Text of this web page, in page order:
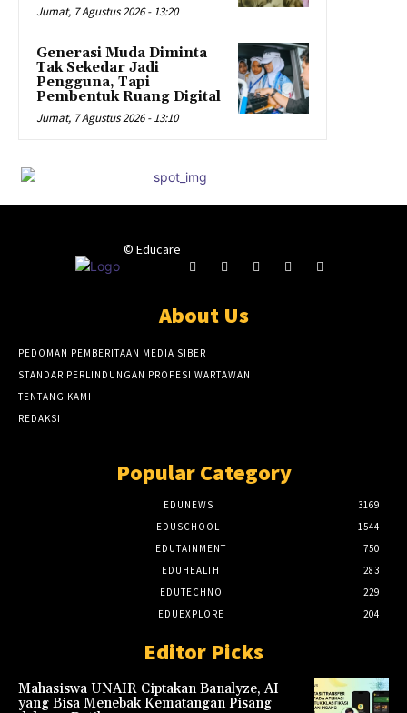
Jumat, 7 Agustus 2026 - 13:20
Generasi Muda Diminta
Tak Sekedar Jadi
Pengguna, Tapi
Pembentuk Ruang Digital
Jumat, 7 Agustus 2026 - 13:10
© Educare
About Us
PEDOMAN PEMBERITAAN MEDIA SIBER
STANDAR PERLINDUNGAN PROFESI WARTAWAN
TENTANG KAMI
REDAKSI
Popular Category
EDUNEWS
3169
EDUSCHOOL
1544
EDUTAINMENT
750
EDUHEALTH
283
EDUTECHNO
229
EDUEXPLORE
204
Editor Picks
Mahasiswa UNAIR Ciptakan Banalyze, AI
yang Bisa Menebak Kematangan Pisang